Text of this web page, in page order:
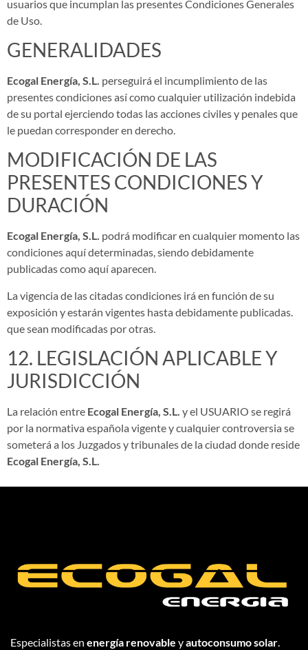
usuarios que incumplan las presentes Condiciones Generales
de Uso.
GENERALIDADES
Ecogal Energía, S.L. perseguirá el incumplimiento de las
presentes condiciones así como cualquier utilización indebida
de su portal ejerciendo todas las acciones civiles y penales que
le puedan corresponder en derecho.
MODIFICACIÓN DE LAS
PRESENTES CONDICIONES Y
DURACIÓN
Ecogal Energía, S.L. podrá modificar en cualquier momento las
condiciones aquí determinadas, siendo debidamente
publicadas como aquí aparecen.
La vigencia de las citadas condiciones irá en función de su
exposición y estarán vigentes hasta debidamente publicadas.
que sean modificadas por otras.
12. LEGISLACIÓN APLICABLE Y
JURISDICCIÓN
La relación entre Ecogal Energía, S.L. y el USUARIO se regirá
por la normativa española vigente y cualquier controversia se
someterá a los Juzgados y tribunales de la ciudad donde reside
Ecogal Energía, S.L.
Especialistas en energía renovable yautoconsumo solar.